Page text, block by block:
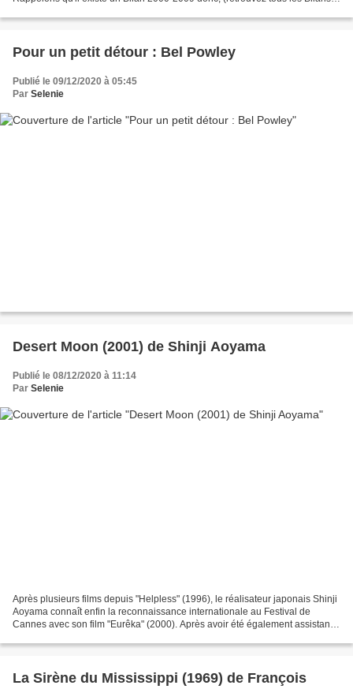
Pour un petit détour : Bel Powley
Publié le 09/12/2020 à 05:45
Par Selenie
Desert Moon (2001) de Shinji Aoyama
Publié le 08/12/2020 à 11:14
Par Selenie
Après plusieurs films depuis "Helpless" (1996), le réalisateur japonais Shinji
Aoyama connaît enfin la reconnaissance internationale au Festival de
Cannes avec son film "Eurêka" (2000). Après avoir été également assistant
La Sirène du Mississippi (1969) de François